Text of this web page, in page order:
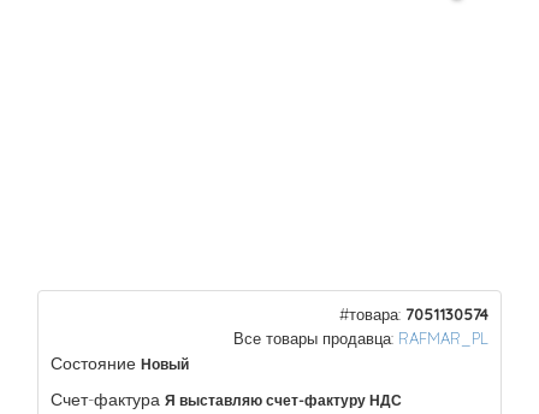
#товара: 7051130574
Все товары продавца: RAFMAR_PL
Состояние Новый
Счет-фактура Я выставляю счет-фактуру НДС